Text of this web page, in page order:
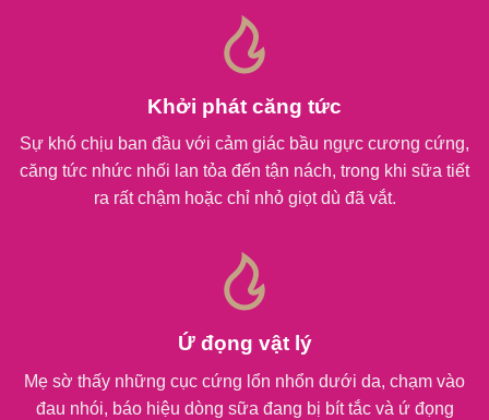
Khởi phát căng tức
Sự khó chịu ban đầu với cảm giác bầu ngực cương cứng,
căng tức nhức nhối lan tỏa đến tận nách, trong khi sữa tiết
ra rất chậm hoặc chỉ nhỏ giọt dù đã vắt.
Ứ đọng vật lý
Mẹ sờ thấy những cục cứng lổn nhổn dưới da, chạm vào
đau nhói, báo hiệu dòng sữa đang bị bít tắc và ứ đọng